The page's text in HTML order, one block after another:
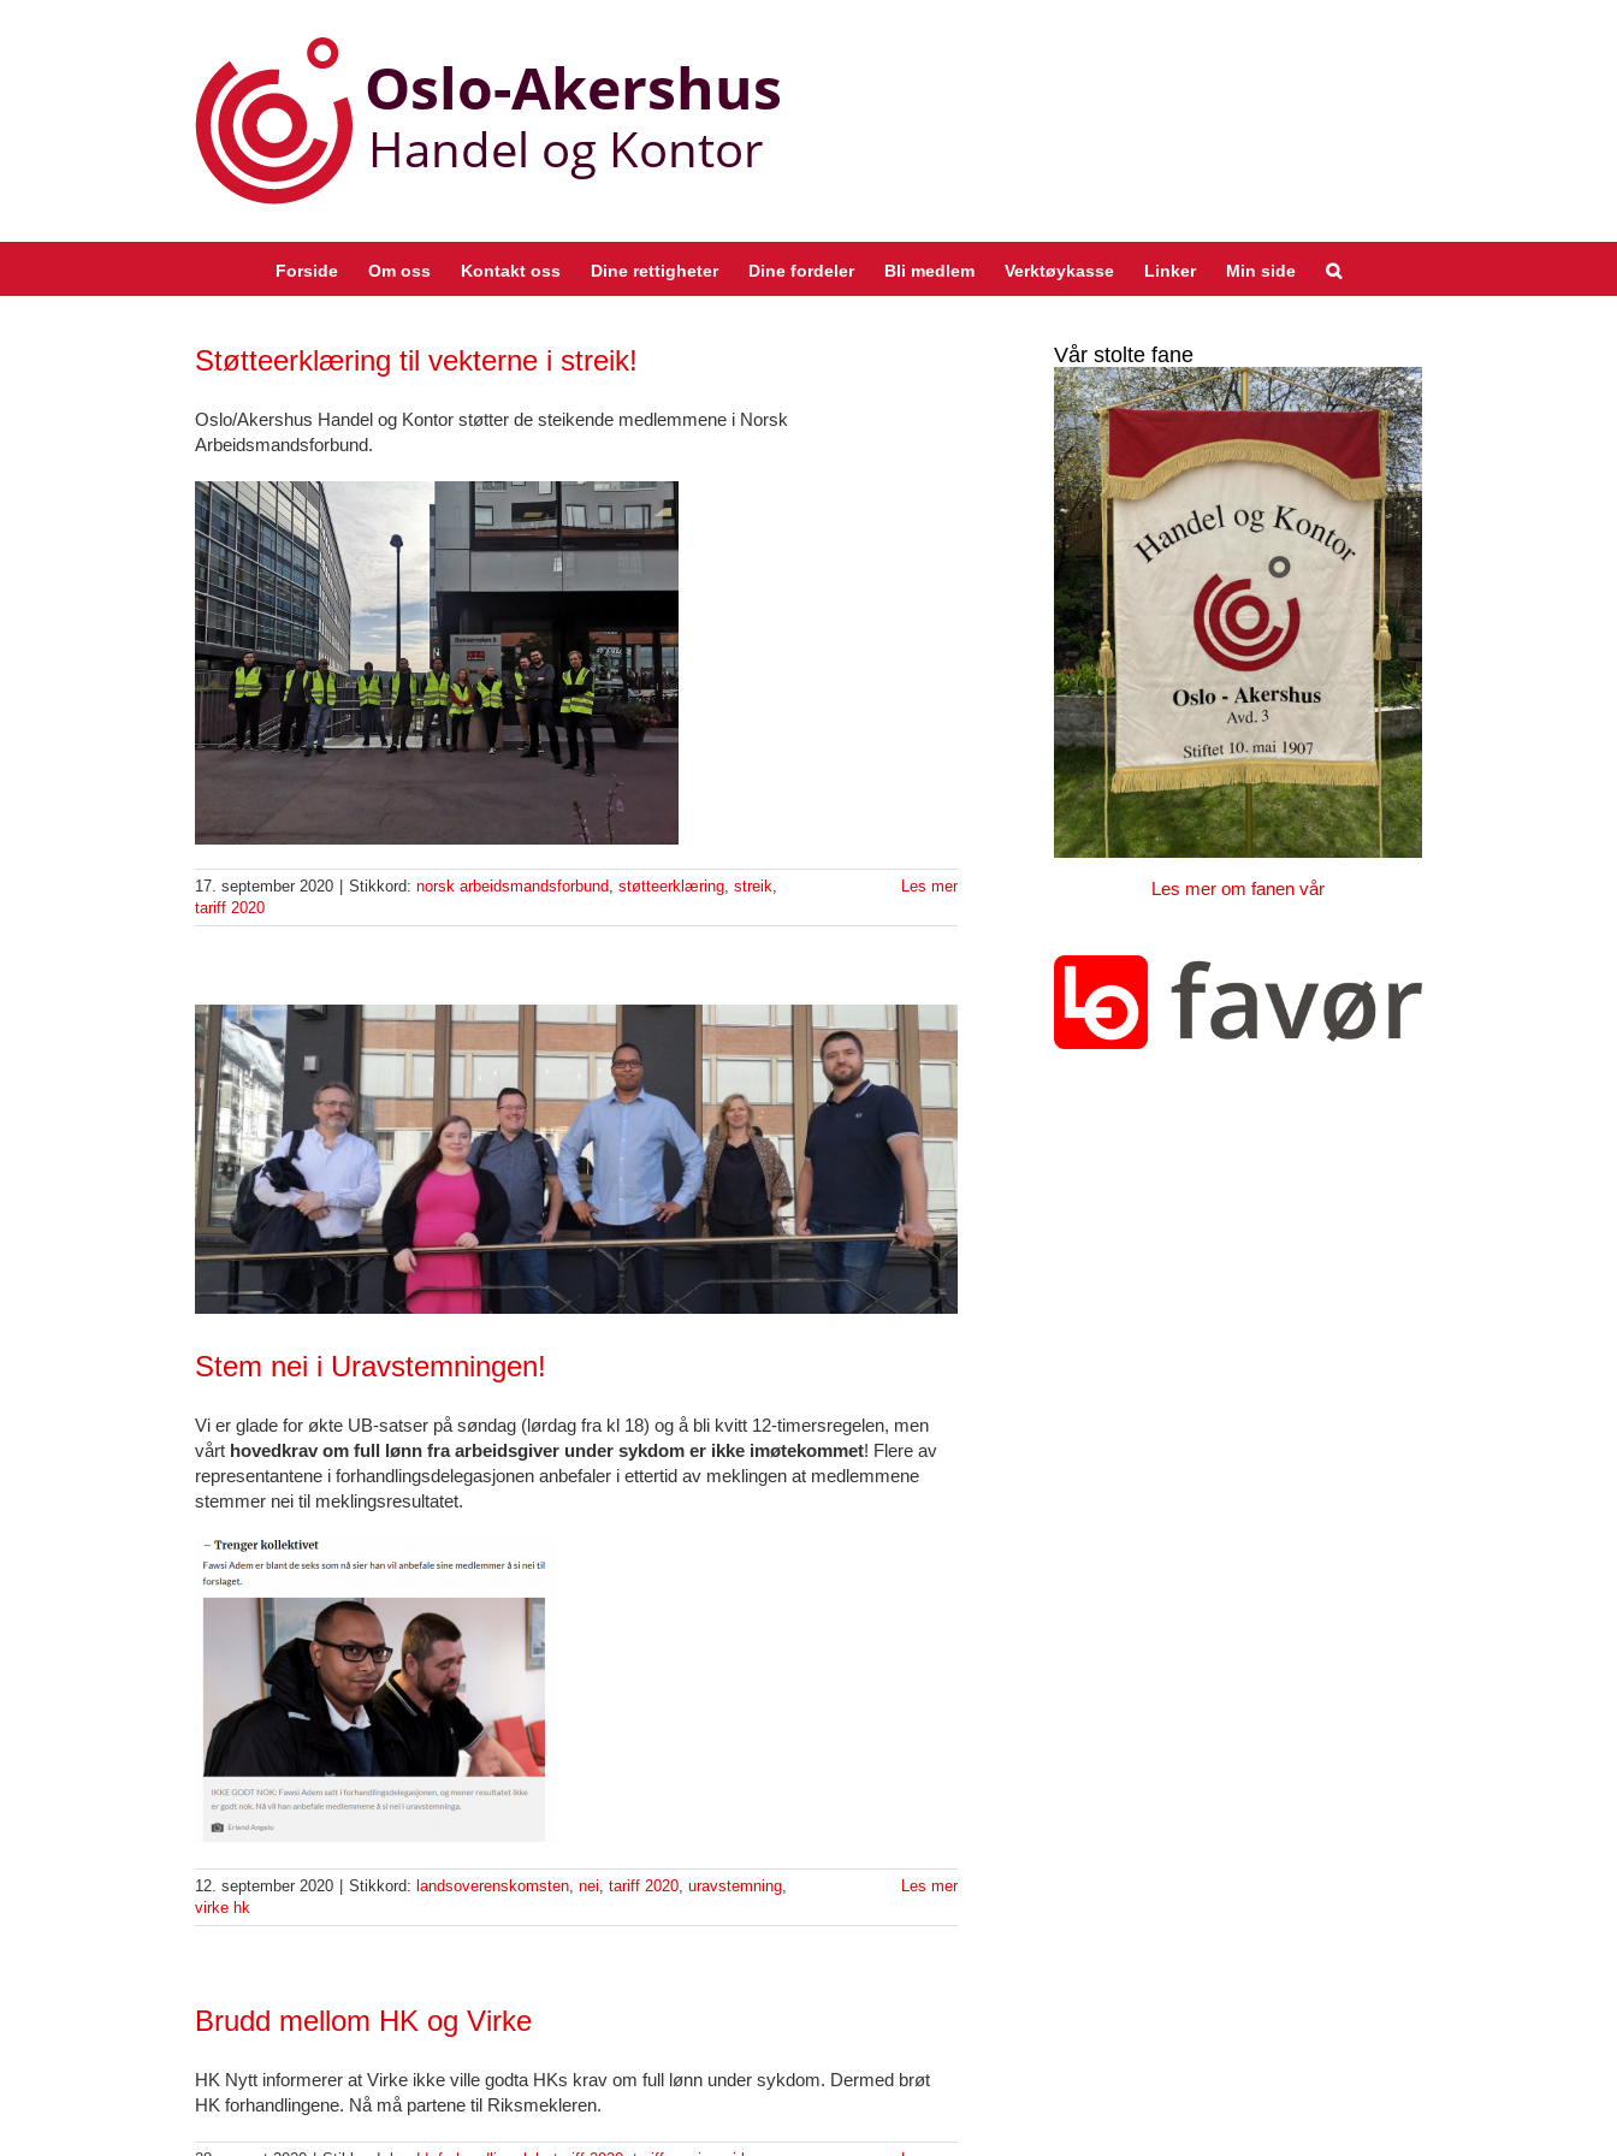
Forside Om oss Kontakt oss Dine rettigheter Dine fordeler Bli medlem Verktøykasse Linker Min side
Støtteerklæring til vekterne i streik!
Oslo/Akershus Handel og Kontor støtter de steikende medlemmene i Norsk
Arbeidsmandsforbund.
17. september 2020 | Stikkord: norsk arbeidsmandsforbund støtteerklæring streik
tariff 2020
Les mer
Stem nei i Uravstemningen!
Vi er glade for økte UB-satser på søndag (lørdag fra kl 18) og å bli kvitt 12-timersregelen, men
vårt hovedkrav om full lønn fra arbeidsgiver under sykdom er ikke imøtekommet! Flere av
representantene i forhandlingsdelegasjonen anbefaler i ettertid av meklingen at medlemmene
stemmer nei til meklingsresultatet.
12. september 2020 Stikkord: landsoverenskomsten, nei, tariff 2020, uravstemning,
virke hk
Les mer
Brudd mellom HK og Virke
HK Nytt informerer at Virke ikke ville godta HKs krav om full lønn under sykdom. Dermed brøt
HK forhandlingene. Nå må partene til Riksmekleren.
Vår stolte fane
Les mer om fanen vår